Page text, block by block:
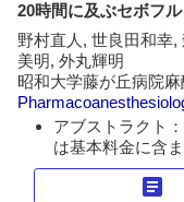
20時間に及ぶセボフ
野村直人, 世良田和幸
美明, 外丸輝明
昭和大学藤が丘病院
アブストラクト
は基本料金に含ま
article